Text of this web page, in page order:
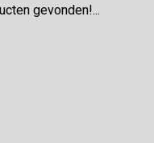
gevonden!...